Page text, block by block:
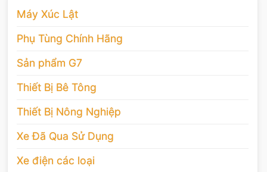
Máy Xúc Lật
Phụ Tùng Chính Hãng
Sản phẩm G7
Thiết Bị Bê Tông
Thiết Bị Nông Nghiệp
Xe Đã Qua Sử Dụng
Xe điện các loại